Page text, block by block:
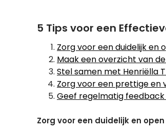
5 Tips voor een
Zorg voor een duidelijk en
Maak een overzicht van
Stel samen met Henriëlla
Zorg voor een prettige en
Geef regelmatig feedback
Zorg voor een duidelijk en